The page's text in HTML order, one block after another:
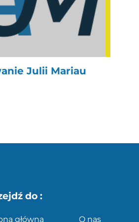
Julii Mariau
do :
główna O nas